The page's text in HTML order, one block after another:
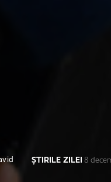
ȘTIRILE ZILEI 8